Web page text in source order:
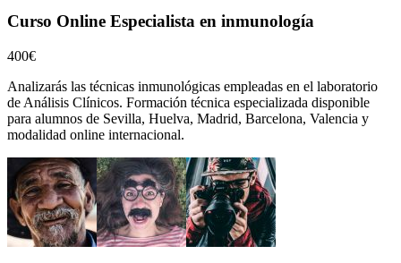
Curso Online Especialista en inmunología
400€
Analizarás las técnicas inmunológicas empleadas en el laboratorio
de Análisis Clínicos. Formación técnica especializada disponible
para alumnos de Sevilla, Huelva, Madrid, Barcelona, Valencia y
modalidad online internacional.